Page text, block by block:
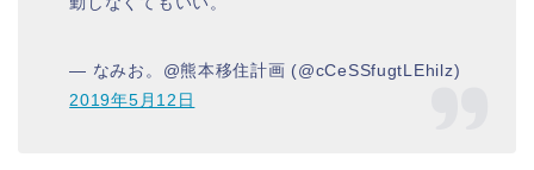
— なみお。@熊本移住計画 (@cCeSSfugtLEhilz)
2019年5月12日